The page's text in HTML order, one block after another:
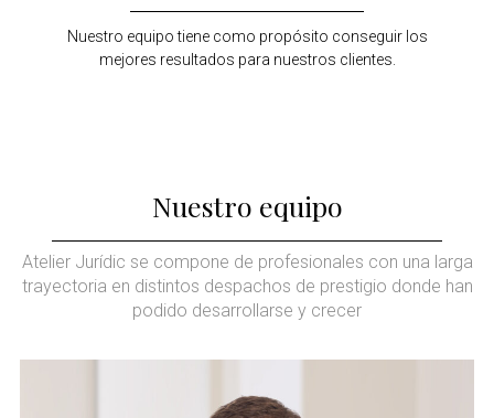
Nuestro equipo tiene como propósito conseguir los
mejores resultados para nuestros clientes.
Nuestro equipo
Atelier Jurídic se compone de profesionales con una larga
trayectoria en distintos despachos de prestigio donde han
podido desarrollarse y crecer